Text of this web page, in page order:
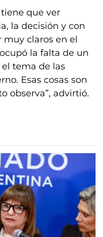
que ver
la decisión y con
muy claros en el
la falta de un
tema de las
Esas cosas son
observa”, advirtió.